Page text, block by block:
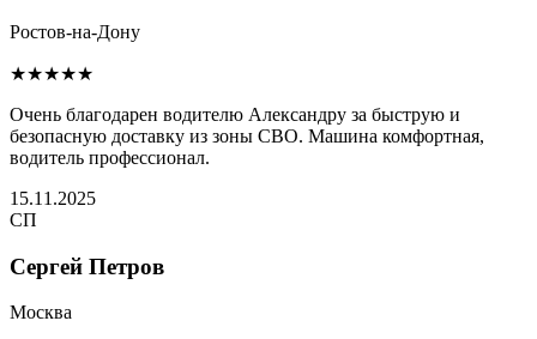
Ростов-на-Дону
★★★★★
Очень благодарен водителю Александру за быструю и
безопасную доставку из зоны СВО. Машина комфортная,
водитель профессионал.
15.11.2025
СП
Сергей Петров
Москва